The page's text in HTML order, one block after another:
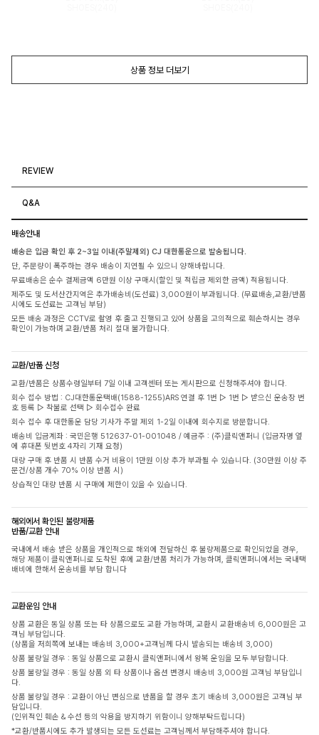
상품 정보 더보기
REVIEW
Q&A
배송안내
배송은 입금 확인 후 2~3일 이내(주말제외) CJ 대한통운으로 발송됩니다.
단, 주문량이 폭주하는 경우 배송이 지연될 수 있으니 양해바랍니다.
무료배송은 순수 결제금액 6만원 이상 구매시(할인 및 적립금 제외한 금액) 적용됩니다.
제주도 및 도서산간지역은 추가배송비(도선료) 3,000원이 부과됩니다. (무료배송,교환/반품
시에도 도선료는 고객님 부담)
모든 배송 과정은 CCTV로 촬영 후 출고 진행되고 있어 상품을 고의적으로 훼손하시는 경우
확인이 가능하며 교환/반품 처리 절대 불가합니다.
교환/반품 신청
교환/반품은 상품수령일부터 7일 이내 고객센터 또는 게시판으로 신청해주셔야 합니다.
회수 접수 방법 : CJ대한통운택배(1588-1255)ARS 연결 후 1번 ▷ 1번 ▷ 받으신 운송장 번
호 등록 ▷ 착불로 선택 ▷ 회수접수 완료
회수 접수 후 대한통운 담당 기사가 주말 제외 1-2일 이내에 회수지로 방문합니다.
배송비 입금계좌 : 국민은행 512637-01-001048 / 예금주 : (주)클릭앤퍼니 (입금자명 옆
에 휴대폰 뒷번호 4자리 기재 요청)
대량 구매 후 반품 시 반품 수거 비용이 1만원 이상 추가 부과될 수 있습니다. (30만원 이상 주
문건/상품 개수 70% 이상 반품 시)
상습적인 대량 반품 시 구매에 제한이 있을 수 있습니다.
해외에서 확인된 불량제품
반품/교환 안내
국내에서 배송 받은 상품을 개인적으로 해외에 전달하신 후 불량제품으로 확인되었을 경우,
해당 제품이 클릭앤퍼니로 도착된 후에 교환/반품 처리가 가능하며, 클릭앤퍼니에서는 국내택
배비에 한해서 운송비를 부담 합니다
교환운임 안내
상품 교환은 동일 상품 또는 타 상품으로도 교환 가능하며, 교환시 교환배송비 6,000원은 고
객님 부담입니다.
(상품을 저희쪽에 보내는 배송비 3,000+고객님께 다시 발송되는 배송비 3,000)
상품 불량일 경우 : 동일 상품으로 교환시 클릭앤퍼니에서 왕복 운임을 모두 부담합니다.
상품 불량일 경우 : 동일 상품 외 타 상품이나 옵션 변경시 배송비 3,000원 고객님 부담입니
다.
상품 불량일 경우 : 교환이 아닌 변심으로 반품을 할 경우 초기 배송비 3,000원은 고객님 부
담입니다.
(인위적인 훼손 & 수선 등의 악용을 방지하기 위함이니 양해부탁드립니다)
*교환/반품시에도 추가 발생되는 모든 도선료는 고객님께서 부담해주셔야 합니다.